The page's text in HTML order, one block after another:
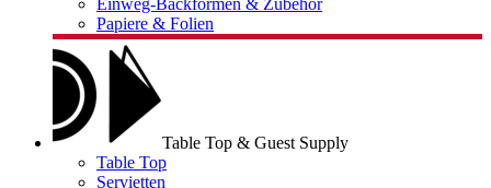
Einweg-Backformen & Zubehör
Papiere & Folien
Table Top & Guest Supply
Table Top
Servietten